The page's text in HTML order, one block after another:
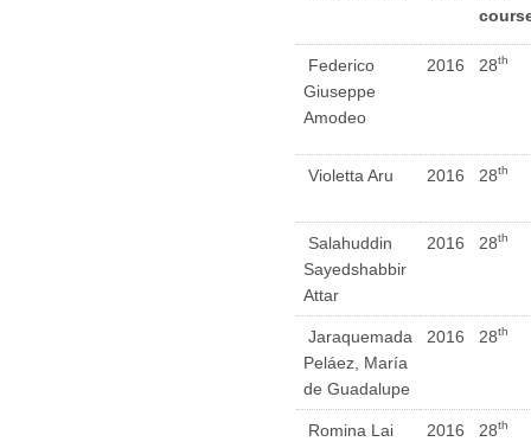
Federico
Giuseppe
Amodeo
2016 28th
Violetta Aru 2016 28th
Salahuddin
Sayedshabbir
Attar
2016 28th
Jaraquemada
Peláez, María
de Guadalupe
2016 28th
Romina Lai 2016 28th